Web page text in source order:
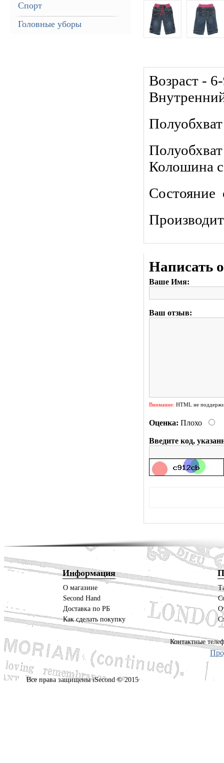
Спорт
Головные уборы
Возраст -
Колошина
Состояние
Написать
Ваше Имя:
Ваш отзыв:
Внимание: HTML не
Оценка: Плохо
Введите код,
Информация
О магазине
Second Hand
Доставка по РБ
Как сделать покупку
Контактные
Все права защищены iSecond © 2015